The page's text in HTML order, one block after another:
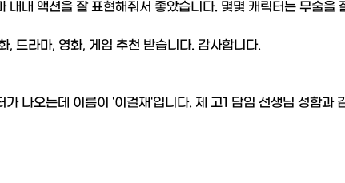
내내 액션을 잘 표현해줘서 좋았습니다. 몇몇 캐릭터는 무술
, 드라마, 영화, 게임 추천 받습니다. 감사합니다.
나오는데 이름이 '이걸재'입니다. 제 고1 담임 선생님 성함과